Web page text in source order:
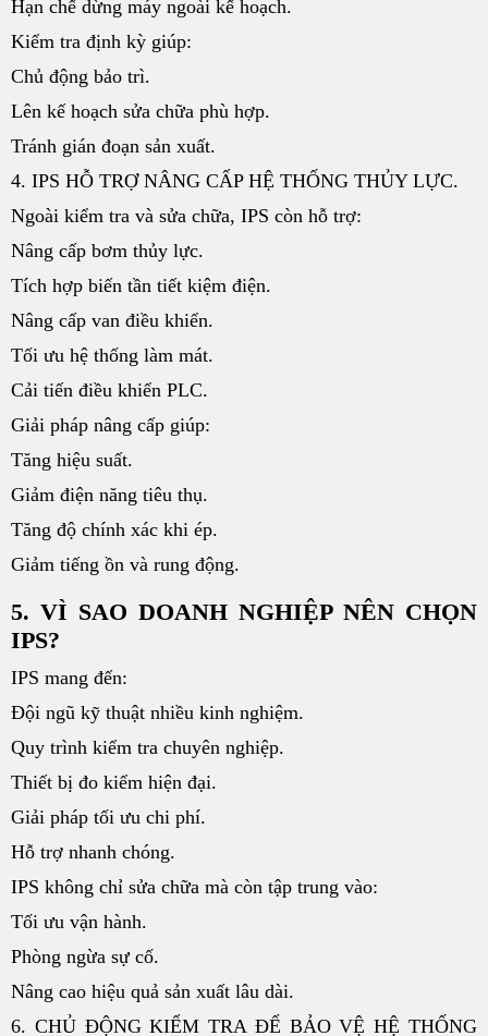
Hạn chế dừng máy ngoài kế hoạch.
Kiểm tra định kỳ giúp:
Chủ động bảo trì.
Lên kế hoạch sửa chữa phù hợp.
Tránh gián đoạn sản xuất.
4. IPS HỖ TRỢ NÂNG CẤP HỆ THỐNG THỦY LỰC.
Ngoài kiểm tra và sửa chữa, IPS còn hỗ trợ:
Nâng cấp bơm thủy lực.
Tích hợp biến tần tiết kiệm điện.
Nâng cấp van điều khiển.
Tối ưu hệ thống làm mát.
Cải tiến điều khiển PLC.
Giải pháp nâng cấp giúp:
Tăng hiệu suất.
Giảm điện năng tiêu thụ.
Tăng độ chính xác khi ép.
Giảm tiếng ồn và rung động.
5. VÌ SAO DOANH NGHIỆP NÊN CHỌN
IPS?
IPS mang đến:
Đội ngũ kỹ thuật nhiều kinh nghiệm.
Quy trình kiểm tra chuyên nghiệp.
Thiết bị đo kiểm hiện đại.
Giải pháp tối ưu chi phí.
Hỗ trợ nhanh chóng.
IPS không chỉ sửa chữa mà còn tập trung vào:
Tối ưu vận hành.
Phòng ngừa sự cố.
Nâng cao hiệu quả sản xuất lâu dài.
6. CHỦ ĐỘNG KIỂM TRA ĐỂ BẢO VỆ HỆ THỐNG